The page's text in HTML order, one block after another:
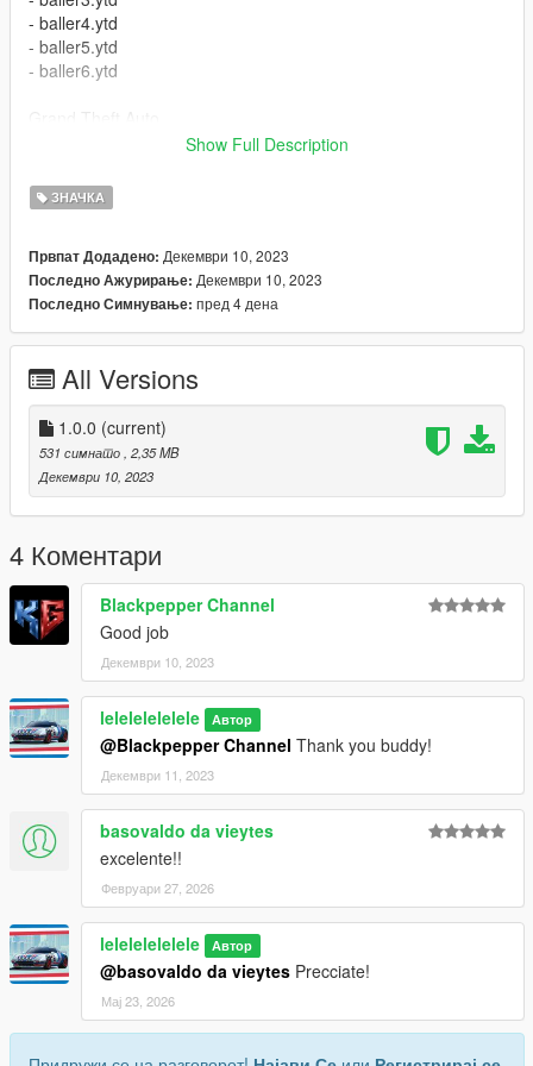
- baller4.ytd
- baller5.ytd
- baller6.ytd
V\update\x64\dlcpacks\mpapartment\dlc.rpf\x64\levels\gta5\veh
- baller7.ytd
Grand Theft Auto
V\update\x64\dlcpacks\mpsecurity\dlc1.rpf\x64\levels\gta5\vehi
cles\mpsecurity.rpf
Show Full Description
ЗНАЧКА
Првпат Додадено: Декември 10, 2023
Последно Ажурирање: Декември 10, 2023
Последно Симнување: пред 4 дена
All Versions
1.0.0 (current)
531 симнато , 2,35 MB
Декември 10, 2023
4 Коментари
Blackpepper Channel
Good job
Декември 10, 2023
lelelelelelele Автор
@Blackpepper Channel Thank you buddy!
Декември 11, 2023
basovaldo da vieytes
excelente!!
Февруари 27, 2026
lelelelelelele Автор
@basovaldo da vieytes Precciate!
Мај 23, 2026